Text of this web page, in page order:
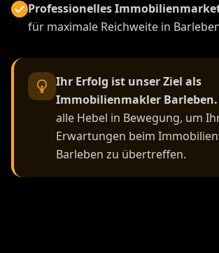
Professionelles
für maximale Reichweite in
Ihr Erfolg ist unser Ziel als
Immobilienmakler Barleben.
alle Hebel in Bewegung, um
Erwartungen beim
Barleben zu übertreffen.